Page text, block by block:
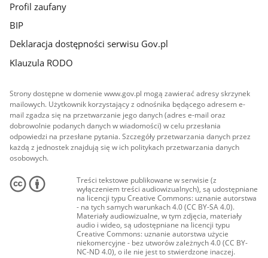
Profil zaufany
BIP
Deklaracja dostępności serwisu Gov.pl
Klauzula RODO
Strony dostępne w domenie www.gov.pl mogą zawierać adresy skrzynek
mailowych. Użytkownik korzystający z odnośnika będącego adresem e-
mail zgadza się na przetwarzanie jego danych (adres e-mail oraz
dobrowolnie podanych danych w wiadomości) w celu przesłania
odpowiedzi na przesłane pytania. Szczegóły przetwarzania danych przez
każdą z jednostek znajdują się w ich politykach przetwarzania danych
osobowych.
Treści tekstowe publikowane w serwisie (z
wyłączeniem treści audiowizualnych), są udostępniane
na licencji typu Creative Commons: uznanie autorstwa
- na tych samych warunkach 4.0 (CC BY-SA 4.0).
Materiały audiowizualne, w tym zdjęcia, materiały
audio i wideo, są udostępniane na licencji typu
Creative Commons: uznanie autorstwa użycie
niekomercyjne - bez utworów zależnych 4.0 (CC BY-
NC-ND 4.0), o ile nie jest to stwierdzone inaczej.